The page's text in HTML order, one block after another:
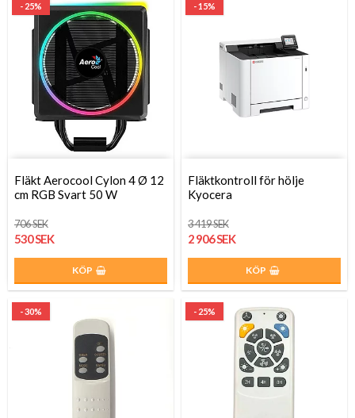
- 25%
Fläkt Aerocool Cylon 4 Ø 12
cm RGB Svart 50 W
706 SEK
530 SEK
KÖP
- 15%
Fläktkontroll för hölje
Kyocera
3 419 SEK
2 906 SEK
KÖP
- 30% - 25%